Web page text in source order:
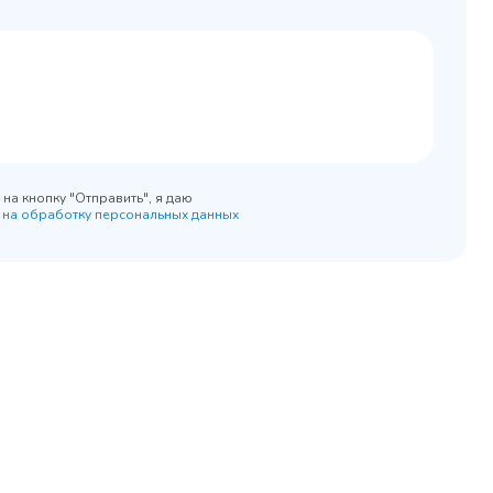
кнопку "Отправить", я даю
на обработку персональных данных